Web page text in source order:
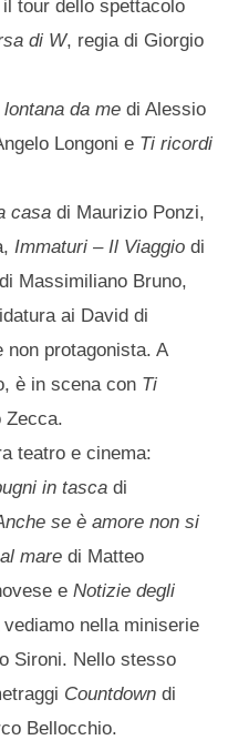
tour dello spettacolo
di W, regia di Giorgio
da me di Alessio
Longoni e Ti ricordi
casa di Maurizio Ponzi,
Immaturi – Il Viaggio di
di Massimiliano Bruno,
ai David di
protagonista. A
è in scena con Ti
Zecca.
teatro e cinema:
in tasca di
se è amore non si
mare di Matteo
eNotizie degli
nella miniserie
Sironi. Nello stesso
Countdown di
Bellocchio.